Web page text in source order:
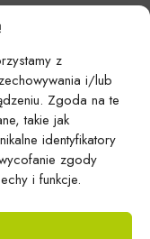
z
i/lub
Zgoda na te
takie jak
identyfikatory
zgody
i funkcje.